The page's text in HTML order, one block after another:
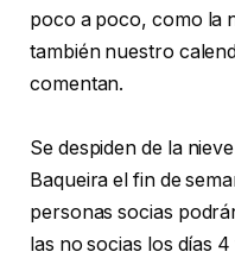
poco a poco, como la
también nuestro
comentan.
Se despiden de la
Baqueira el fin de
personas socias
las no socias los días